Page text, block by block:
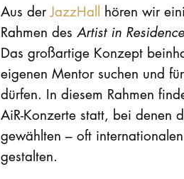
Aus derJazzHall hören wir
Rahmen des Artist in
Das großartige Konzept
eigenen Mentor suchen und
dürfen. In diesem Rahmen
AiR-Konzerte statt, bei denen
gewählten – oft
gestalten.